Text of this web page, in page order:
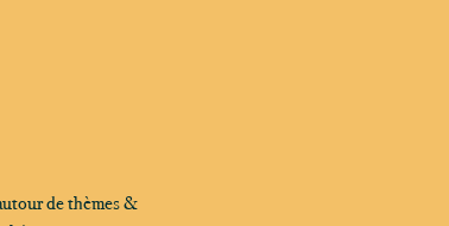
de thèmes &